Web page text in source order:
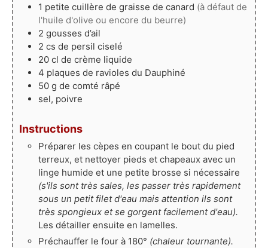
1 petite cuillère de graisse de canard (à défaut de
l'huile d'olive ou encore du beurre)
2 gousses d’ail
2 cs de persil ciselé
20 cl de crème liquide
4 plaques de ravioles du Dauphiné
50 g de comté râpé
sel, poivre
Instructions
Préparer les cèpes en coupant le bout du pied
terreux, et nettoyer pieds et chapeaux avec un
linge humide et une petite brosse si nécessaire
(s'ils sont très sales, les passer très rapidement
sous un petit filet d'eau mais attention ils sont
très spongieux et se gorgent facilement d'eau).
Les détailler ensuite en lamelles.
Préchauffer le four à 180° (chaleur tournante).